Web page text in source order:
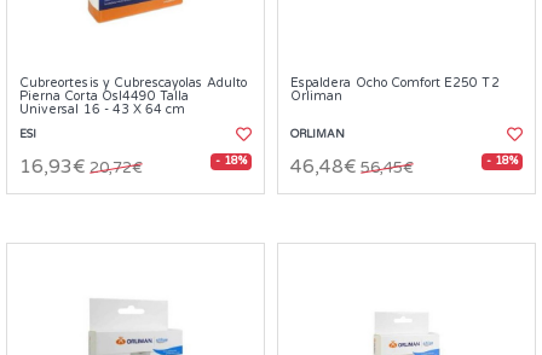
Cubreortesis y Cubrescayolas Adulto
Pierna Corta Osl4490 Talla
Universal 16 - 43 X 64 cm
ESI
16,93€ 20,72€ - 18%
Espaldera Ocho Comfort E250 T2
Orliman
ORLIMAN
46,48€ 56,45€ - 18%